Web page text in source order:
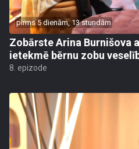
pirms 5 dienām, 13 stundām
Zobārste Arina Burnišova
ietekmē bērnu zobu
8. epizode